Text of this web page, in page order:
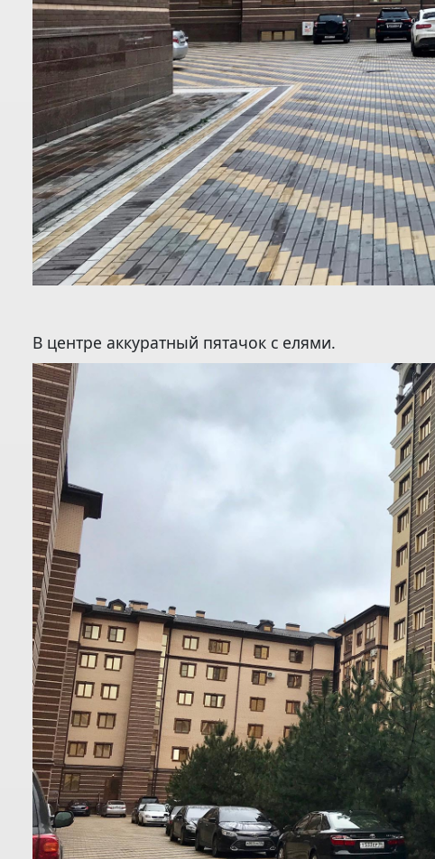
В центре аккуратный пятачок с елями.